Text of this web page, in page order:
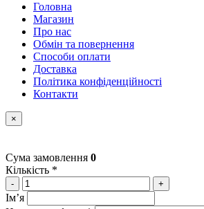
Головна
Магазин
Про нас
Обмін та повернення
Способи оплати
Доставка
Політика конфіденційності
Контакти
×
Сума замовлення 0
Кількість *
- +
Імʼя